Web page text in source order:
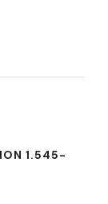
1.545-